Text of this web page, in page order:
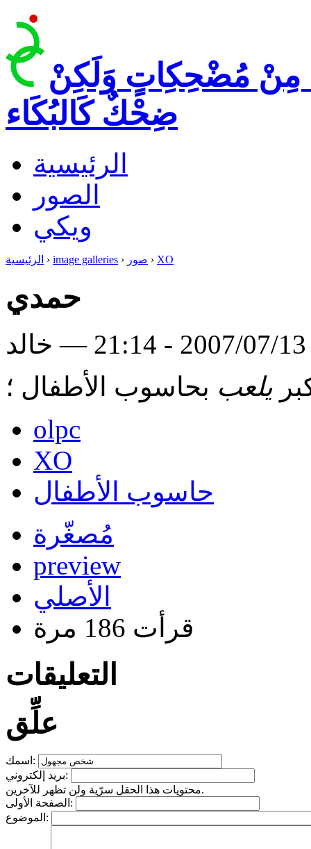
مِنْ مُضْحِكِاتٍ وَلَكِنْ
ضِحْكٌ كَالبُكَاء
الرئيسية
الصور
ويكي
الرئيسية › image galleries › صور › XO
حمدي
يلعب
olpc
XO
حاسوب الأطفال
مُصغّرة
preview
الأصلي
قرأت 186 مرة
التعليقات
علِّق
اسمك:
بريد إلكتروني:
محتويات هذا الحقل سرّية ولن تظهر للآخرين.
الصفحة الأولى:
الموضوع: